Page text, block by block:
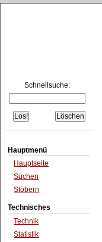
Schnellsuche:
Hauptmenü
Hauptseite
Suchen
Stöbern
Technisches
Technik
Statistik